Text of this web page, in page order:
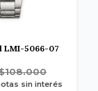
LMI-5066-07
sin interés